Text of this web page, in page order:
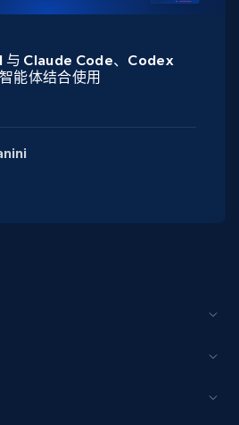
与 Claude Code、Codex
能体结合使用